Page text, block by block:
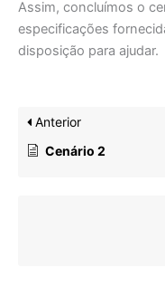
Assim, concluímos o
especificações
disposição para ajudar.
Anterior
Cenário 2